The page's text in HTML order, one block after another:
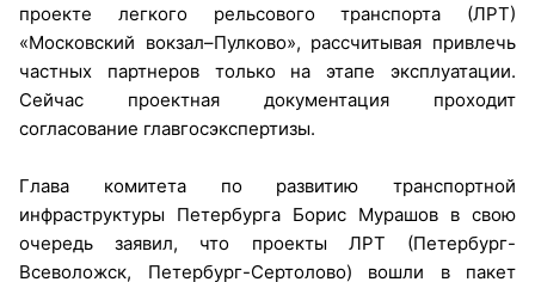
проекте легкого рельсового транспорта (ЛРТ)
«Московский вокзал–Пулково», рассчитывая привлечь
частных партнеров только на этапе эксплуатации.
Сейчас проектная документация проходит
согласование главгосэкспертизы.
Глава комитета по развитию транспортной
инфраструктуры Петербурга Борис Мурашов в свою
очередь заявил, что проекты ЛРТ (Петербург-
Всеволожск, Петербург-Сертолово) вошли в пакет